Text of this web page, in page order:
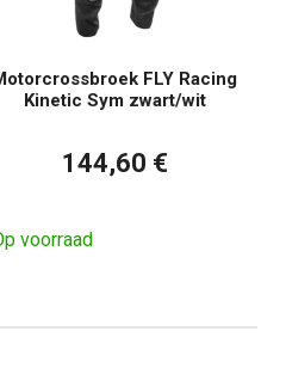
FLY Racing
Kinetic Sym zwart/wit
144,60 €
voorraad